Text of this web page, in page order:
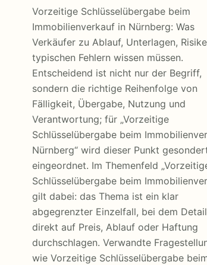
Vorzeitige Schlüsselübergabe beim
Immobilienverkauf in Nürnberg: Was
Verkäufer zu Ablauf, Unterlagen,
typischen Fehlern wissen müssen.
Entscheidend ist nicht nur der Begriff,
sondern die richtige Reihenfolge von
Fälligkeit, Übergabe, Nutzung und
Verantwortung; für „Vorzeitige
Schlüsselübergabe beim
Nürnberg“ wird dieser Punkt
eingeordnet. Im Themenfeld
Schlüsselübergabe beim
gilt dabei: das Thema ist ein klar
abgegrenzter Einzelfall, bei dem
direkt auf Preis, Ablauf oder Haftung
durchschlagen. Verwandte
wie Vorzeitige Schlüsselübergabe